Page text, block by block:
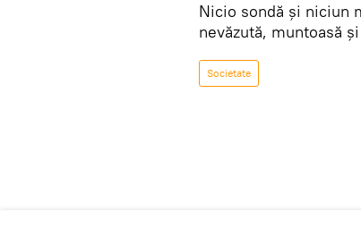
Nicio sondă şi niciun
nevăzută, muntoasă
Societate